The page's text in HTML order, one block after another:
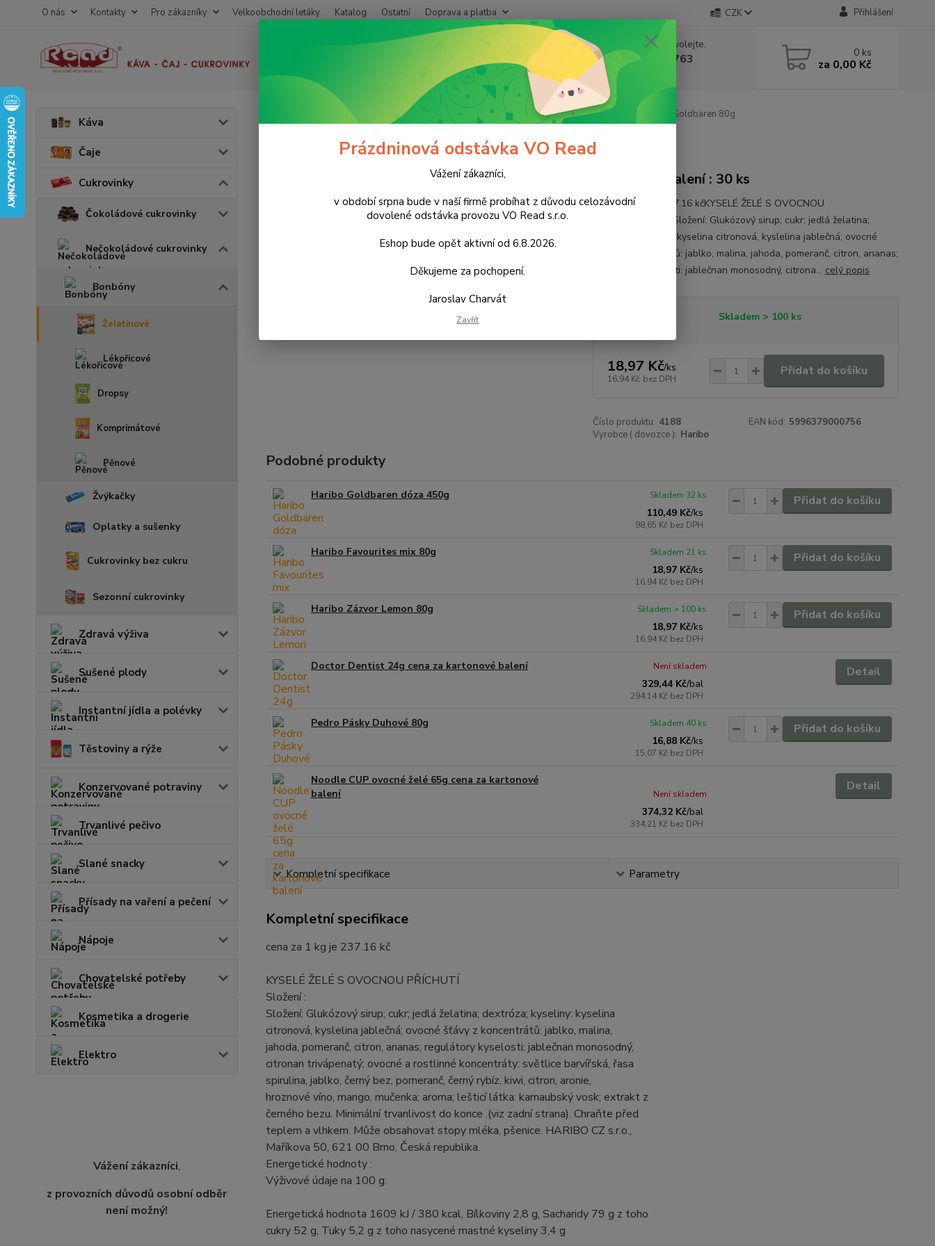
O nás Kontakty Pro zákazníky Velkoobchodní letáky Katalog Ostatní Doprava a platba CZK Přihlášení
Nevíte si rady? Zavolejte.
+420 602 388 763
Po - Pá 8 - 14h
0 ks
za 0,00 Kč
Káva
Čaje
Cukrovinky
Čokoládové cukrovinky
Nečokoládové cukrovinky
Bonbóny
Želatinové
Lékořicové
Dropsy
Komprimátové
Pěnové
Žvýkačky
Oplatky a sušenky
Cukrovinky bez cukru
Sezonní cukrovinky
Zdravá výživa
Sušené plody
Instantní jídla a polévky
Těstoviny a rýže
Konzervované potraviny
Trvanlivé pečivo
Slané snacky
Přísady na vaření a pečení
Nápoje
Chovatelské potřeby
Kosmetika a drogerie
Elektro
Vážení zákazníci,
z provozních důvodů osobní odběr
není možný!
Cukrovinky Nečokoládové cukrovinky Bonbóny Želatinové Haribo SOUR Goldbären 80g
Haribo SOUR Goldbären 80g
Kartonové balení : 30 ks
cena za 1 kg je 237.16 kčKYSELÉ ŽELÉ S OVOCNOU
PŘÍCHUTÍSložení :Složení: Glukózový sirup; cukr; jedlá želatina;
dextróza; kyseliny: kyselina citronová, kyslelina jablečná; ovocné
šťávy z koncentrátů: jablko, malina, jahoda, pomeranč, citron, ananas;
regulátory kyselosti: jablečnan monosodný, citrona... celý popis
Skladem > 100 ks
18,97 Kč/ks
16,94 Kč bez DPH
Přidat do košíku
Číslo produktu: 4188 EAN kód: 5996379000756
Vyrobce ( dovozce ): Haribo
Podobné produkty
Haribo Goldbaren dóza 450g
110,49 Kč/ks
98,65 Kč bez DPH
Skladem 32 ks Přidat do košíku
Haribo Favourites mix 80g
18,97 Kč/ks
16,94 Kč bez DPH
Skladem 21 ks Přidat do košíku
Haribo Zázvor Lemon 80g
18,97 Kč/ks
16,94 Kč bez DPH
Skladem > 100 ks Přidat do košíku
Doctor Dentist 24g cena za kartonové balení
329,44 Kč/bal
294,14 Kč bez DPH
Není skladem Detail
Pedro Pásky Duhové 80g
16,88 Kč/ks
15,07 Kč bez DPH
Skladem 40 ks Přidat do košíku
Noodle CUP ovocné želé 65g cena za kartonové
balení
374,32 Kč/bal
334,21 Kč bez DPH
Není skladem
Detail
Kompletní specifikace Parametry
Kompletní specifikace
cena za 1 kg je 237.16 kč
KYSELÉ ŽELÉ S OVOCNOU PŘÍCHUTÍ
Složení :
Složení: Glukózový sirup; cukr; jedlá želatina; dextróza; kyseliny: kyselina
citronová, kyslelina jablečná; ovocné šťávy z koncentrátů: jablko, malina,
jahoda, pomeranč, citron, ananas; regulátory kyselosti: jablečnan monosodný,
citronan trivápenatý; ovocné a rostlinné koncentráty: světlice barvířská, řasa
spirulina, jablko, černý bez, pomeranč, černý rybíz, kiwi, citron, aronie,
hroznové víno, mango, mučenka; aroma; lešticí látka: karnaubský vosk; extrakt z
černého bezu. Minimální trvanlivost do konce .(viz zadní strana). Chraňte před
teplem a vlhkem. Může obsahovat stopy mléka, pšenice. HARIBO CZ s.r.o.,
Maříkova 50, 621 00 Brno, Česká republika.
Energetické hodnoty :
Výživové údaje na 100 g:
Energetická hodnota 1609 kJ / 380 kcal, Bílkoviny 2,8 g, Sacharidy 79 g z toho
cukry 52 g, Tuky 5,2 g z toho nasycené mastné kyseliny 3,4 g
Prázdninová odstávka VO Read
Vážení zákazníci,
v období srpna bude v naší firmě probíhat z důvodu celozávodní
dovolené odstávka provozu VO Read s.r.o.
Eshop bude opět aktivní od 6.8.2026.
Děkujeme za pochopení.
Jaroslav Charvát
Zavřít